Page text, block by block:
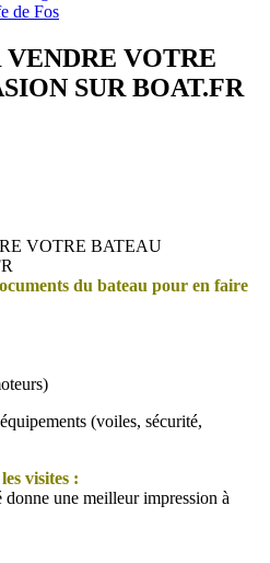
de Fos
VENDRE VOTRE
SUR BOAT.FR
du bateau pour en faire
(voiles, sécurité,
visites :
une meilleur impression à